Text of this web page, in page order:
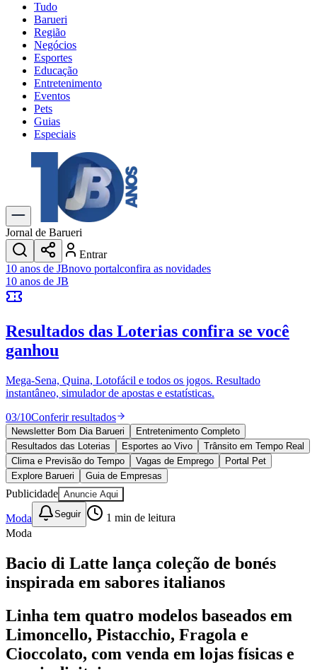
Tudo
Barueri
Região
Negócios
Esportes
Educação
Entretenimento
Eventos
Pets
Guias
Especiais
Explore Tudo
Últimas Notícias
Previsão do Tempo
Trânsito e Rotas
Dia a Dia & Lazer
Transportes
Gastronomia
Cinema & Shows
JogosNovo
Anuncie no Portal
Cadastrar Empresa
Divulgar Vagas
Política
Esportes
Saúde
Segurança
Cultura
Meio Ambiente
Obras
Educação
Bairros de Barueri
AldeiaAldeia da Serra Aldeia de BarueriAlphaville
Vista
Califórnia Carapicuíba Chácaras Marco
Cidades da
RegiãoCotiaCruz PretaEngenho NovoFazenda
MilitarItapeviJandira Jardim AudirJardim BelvalJardim
Califórnia
Jardim dos Altos Jardim dos Camargos
Jardim
EsperançaJardim Graziela Jardim IracemaJardim ItaquitiJardim
Jornal de Barueri
Entrar
10 anos de JBnovo portalconfira as novidades
10 anos de JB
Resultados das Loterias confira se você
ganhou
Mega-Sena, Quina, Lotofácil e todos os jogos. Resultado
instantâneo, simulador de apostas e estatísticas.
03/10Conferir resultados
Newsletter Bom Dia Barueri
Entretenimento Completo
Resultados das Loterias
Esportes ao Vivo
Trânsito em Tempo Real
Clima e Previsão do Tempo
Vagas de Emprego
Portal Pet
Explore Barueri
Guia de Empresas
Publicidade Anuncie Aqui
Moda Seguir 1 min de leitura
Moda
Bacio di Latte lança coleção de bonés
inspirada em sabores italianos
Linha tem quatro modelos baseados em
Limoncello, Pistacchio, Fragola e
Cioccolato, com venda em lojas físicas e